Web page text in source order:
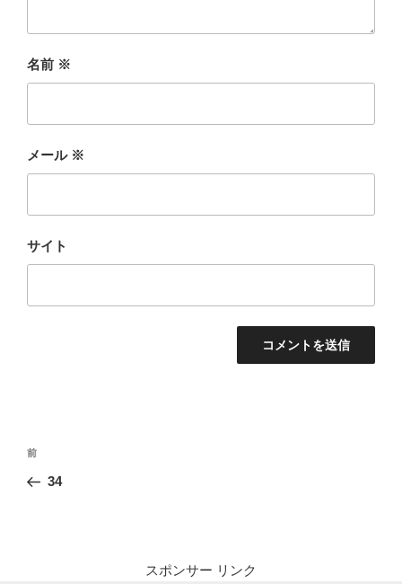
名前 ※
メール ※
サイト
投
ナ
前
の
前
34
スポンサー リンク